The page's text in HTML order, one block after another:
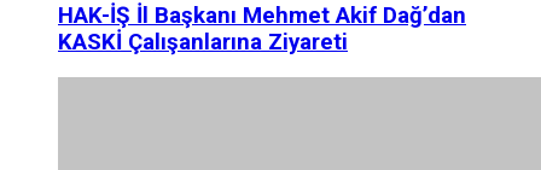
HAK-İŞ İl Başkanı Mehmet Akif Dağ’dan
KASKİ Çalışanlarına Ziyareti